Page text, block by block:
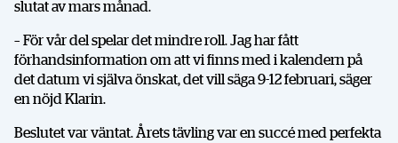
slutat av mars månad.
– För vår del spelar det mindre roll. Jag har fått
förhandsinformation om att vi finns med i kalendern på
det datum vi själva önskat, det vill säga 9-12 februari, säger
en nöjd Klarin.
Beslutet var väntat. Årets tävling var en succé med perfekta